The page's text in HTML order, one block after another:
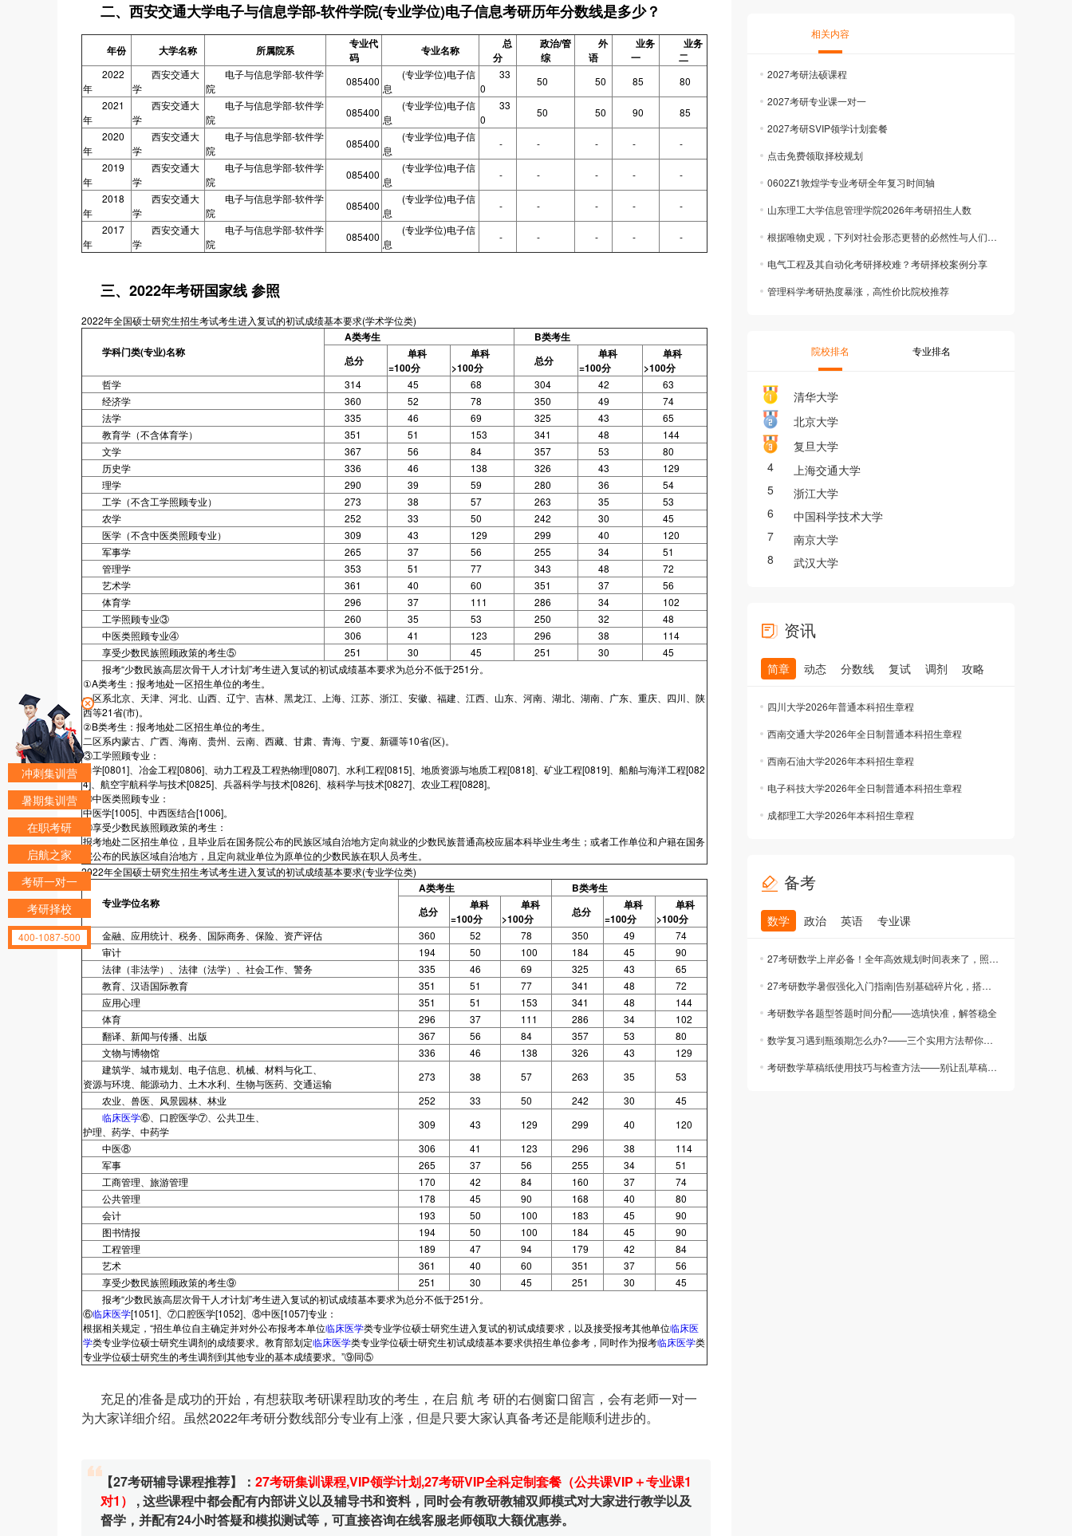
二、西安交通大学电子与信息学部-软件学院(专业学位)电子信息考研历年分数线是多少？
年份 大学名称 所属院系
专业代
码
专业名称
总
分
政治/管
综
外
语
业务
一
业务
二
2022
年
西安交通大
学
电子与信息学部-软件学
院
085400
(专业学位)电子信
息
33
0
50 50 85
80
2021
年
西安交通大
学
电子与信息学部-软件学
院
085400
(专业学位)电子信
息
33
0
50 50 90
85
2020
年
西安交通大
学
电子与信息学部-软件学
院
085400
(专业学位)电子信
息
- - - -
-
2019
年
西安交通大
学
电子与信息学部-软件学
院
085400
(专业学位)电子信
息
- - - -
-
2018
年
西安交通大
学
电子与信息学部-软件学
院
085400
(专业学位)电子信
息
- - - -
-
2017
年
西安交通大
学
电子与信息学部-软件学
院
085400
(专业学位)电子信
息
- - - - -
三、2022年考研国家线 参照
2022年全国硕士研究生招生考试考生进入复试的初试成绩基本要求(学术学位类)
学科门类(专业)名称
A类考生
B类考生
总分
单科
=100分
单科
>100分
总分
单科
=100分
单科
>100分
哲学 314 45 68 304 42
63
经济学
360 52 78 350 49
74
法学
335 46 69 325 43
65
教育学（不含体育学）
351 51 153 341 48
144
文学
367 56 84 357 53
80
历史学
336 46 138 326 43
129
理学
290 39 59 280 36
54
工学（不含工学照顾专业）
273 38 57 263 35
53
农学
252 33 50 242 30
45
医学（不含中医类照顾专业）
309 43 129 299 40
120
军事学
265 37 56 255 34
51
管理学
353 51 77 343 48
72
艺术学
361 40 60 351 37
56
体育学
296 37 111 286 34
102
工学照顾专业③
260 35 53 250 32
48
中医类照顾专业④
306 41 123 296 38
114
享受少数民族照顾政策的考生⑤
251 30 45 251 30
45
报考“少数民族高层次骨干人才计划”考生进入复试的初试成绩基本要求为总分不低于251分。
①A类考生：报考地处一区招生单位的考生。
一区系北京、天津、河北、山西、辽宁、吉林、黑龙江、上海、江苏、浙江、安徽、福建、江西、山东、河南、湖北、湖南、广东、重庆、四川、陕
西等21省(市)。
②B类考生：报考地处二区招生单位的考生。
二区系内蒙古、广西、海南、贵州、云南、西藏、甘肃、青海、宁夏、新疆等10省(区)。
③工学照顾专业：
力学[0801]、冶金工程[0806]、动力工程及工程热物理[0807]、水利工程[0815]、地质资源与地质工程[0818]、矿业工程[0819]、船舶与海洋工程[082
4]、航空宇航科学与技术[0825]、兵器科学与技术[0826]、核科学与技术[0827]、农业工程[0828]。
④中医类照顾专业：
中医学[1005]、中西医结合[1006]。
⑤享受少数民族照顾政策的考生：
报考地处二区招生单位，且毕业后在国务院公布的民族区域自治地方定向就业的少数民族普通高校应届本科毕业生考生；或者工作单位和户籍在国务
院公布的民族区域自治地方，且定向就业单位为原单位的少数民族在职人员考生。
2022年全国硕士研究生招生考试考生进入复试的初试成绩基本要求(专业学位类)
专业学位名称
A类考生
B类考生
总分
单科
=100分
单科
>100分
总分
单科
=100分
单科
>100分
金融、应用统计、税务、国际商务、保险、资产评估 360 52 78 350 49
74
审计
194 50 100 184 45
90
法律（非法学）、法律（法学）、社会工作、警务
335 46 69 325 43
65
教育、汉语国际教育
351 51 77 341 48
72
应用心理
351 51 153 341 48
144
体育
296 37 111 286 34
102
翻译、新闻与传播、出版
367 56 84 357 53
80
文物与博物馆
336 46 138 326 43
129
建筑学、城市规划、电子信息、机械、材料与化工、
资源与环境、能源动力、土木水利、生物与医药、交通运输
273 38 57 263 35
53
农业、兽医、风景园林、林业
252 33 50 242 30
45
临床医学⑥、口腔医学⑦、公共卫生、
护理、药学、中药学
309 43 129 299 40
120
中医⑧
306 41 123 296 38
114
军事
265 37 56 255 34
51
工商管理、旅游管理
170 42 84 160 37
74
公共管理
178 45 90 168 40
80
会计
193 50 100 183 45
90
图书情报
194 50 100 184 45
90
工程管理
189 47 94 179 42
84
艺术
361 40 60 351 37
56
享受少数民族照顾政策的考生⑨
251 30 45 251 30
45
报考“少数民族高层次骨干人才计划”考生进入复试的初试成绩基本要求为总分不低于251分。
⑥临床医学[1051]、⑦口腔医学[1052]、⑧中医[1057]专业：
根据相关规定，“招生单位自主确定并对外公布报考本单位临床医学类专业学位硕士研究生进入复试的初试成绩要求，以及接受报考其他单位临床医
学类专业学位硕士研究生调剂的成绩要求。教育部划定临床医学类专业学位硕士研究生初试成绩基本要求供招生单位参考，同时作为报考临床医学类
专业学位硕士研究生的考生调剂到其他专业的基本成绩要求。”⑨同⑤
充足的准备是成功的开始，有想获取考研课程助攻的考生，在启 航 考 研的右侧窗口留言，会有老师一对一
为大家详细介绍。虽然2022年考研分数线部分专业有上涨，但是只要大家认真备考还是能顺利进步的。
【27考研辅导课程推荐】： 27考研集训课程,VIP领学计划,27考研VIP全科定制套餐（公共课VIP＋专业课1
对1）
, 这些课程中都会配有内部讲义以及辅导书和资料，同时会有教研教辅双师模式对大家进行教学以及
督学，并配有24小时答疑和模拟测试等，可直接咨询在线客服老师领取大额优惠券。
相关内容
2027考研法硕课程
2027考研专业课一对一
2027考研SVIP领学计划套餐
点击免费领取择校规划
0602Z1敦煌学专业考研全年复习时间轴
山东理工大学信息管理学院2026年考研招生人数
根据唯物史观，下列对社会形态更替的必然性与人们的历史选择性之间关系表述正确的有
电气工程及其自动化考研择校难？考研择校案例分享
管理科学考研热度暴涨，高性价比院校推荐
院校排名 专业排名
清华大学
北京大学
复旦大学
4
上海交通大学
5
浙江大学
6
中国科学技术大学
7
南京大学
8
武汉大学
资讯
简章 动态 分数线 复试 调剂 攻略
四川大学2026年普通本科招生章程
西南交通大学2026年全日制普通本科招生章程
西南石油大学2026年本科招生章程
电子科技大学2026年全日制普通本科招生章程
成都理工大学2026年本科招生章程
备考
数学 政治 英语 专业课
27考研数学上岸必备！全年高效规划时间表来了，照做就能赢！
27考研数学暑假强化入门指南|告别基础碎片化，搭建高分知识体系
考研数学各题型答题时间分配——选填快准，解答稳全
数学复习遇到瓶颈期怎么办?——三个实用方法帮你突破
考研数学草稿纸使用技巧与检查方法——别让乱草稿毁了你的分数
冲刺集训营
暑期集训营
在职考研
启航之家
考研一对一
考研择校
400-1087-500